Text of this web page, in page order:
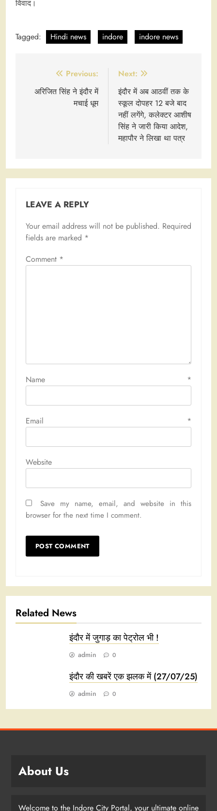
विवाद।
Tagged: Hindi news indore indore news
navigation
Previous:
अरिजित सिंह ने इंदौर में
मचाई धूम
Next:
इंदौर में अब आठवीं तक के
स्कूल दोपहर 12 बजे बाद
नहीं लगेंगे, कलेक्टर आशीष
सिंह ने जारी किया आदेश,
महापौर ने लिखा था पत्र
LEAVE A REPLY
Your email address will not be published. Required
fields are marked *
Comment *
Name *
Email *
Website
Save my name, email, and website in this
browser for the next time I comment.
Related News
इंदौर में जुगाड़ का पेट्रोल भी !
admin 0
इंदौर की खबरें एक झलक में (27/07/25)
admin 0
About Us
Welcome to the Indore City Portal, your ultimate online